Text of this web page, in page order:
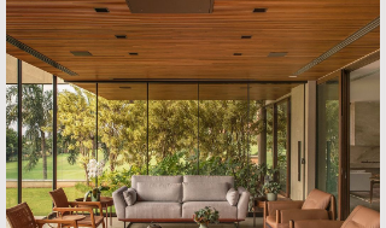
CASA E | M